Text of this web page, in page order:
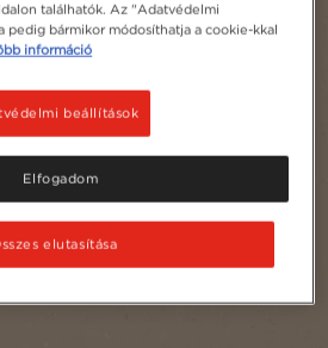
találhatók. Az "Adatvédelmi
pedig bármikor módosíthatja a cookie-kkal
információ
beállítások
elutasítása
Elfogadom